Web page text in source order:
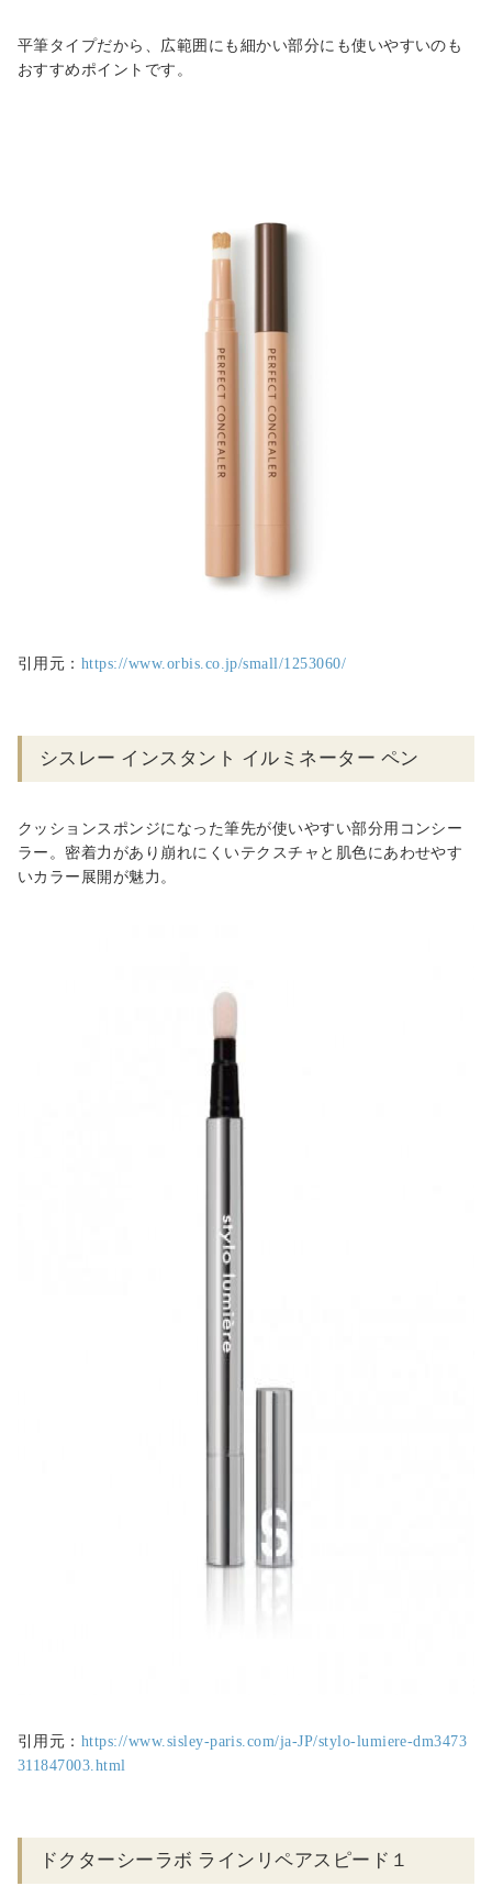
平筆タイプだから、広範囲にも細かい部分にも使いやすいのも
おすすめポイントです。
引用元： https://www.orbis.co.jp/small/1253060/
シスレー インスタント イルミネーター ペン
クッションスポンジになった筆先が使いやすい部分用コンシー
ラー。密着力があり崩れにくいテクスチャと肌色にあわせやす
いカラー展開が魅力。
引用元： https://www.sisley-paris.com/ja-JP/stylo-lumiere-dm3473
311847003.html
ドクターシーラボ ラインリペアスピード１